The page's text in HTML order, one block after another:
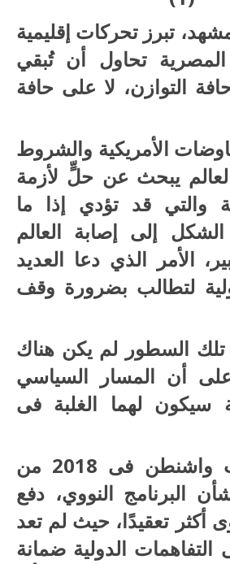
تبرز تحركات إقليمية
تحاول أن تُبقي
التوازن، لا على حافة
الأمريكية والشروط
يبحث عن حلٍّ لأزمة
والتي قد تؤدي إذا ما
إلى إصابة العالم
الأمر الذي دعا العديد
لتطالب بضرورة وقف
السطور لم يكن هناك
أن المسار السياسي
لهما الغلبة فى
فعقب انسحاب واشنطن فى 2018 من
2015 بشأن البرنامج النووي، دفع
أكثر تعقيدًا، حيث لم تعد
الدولية ضمانة